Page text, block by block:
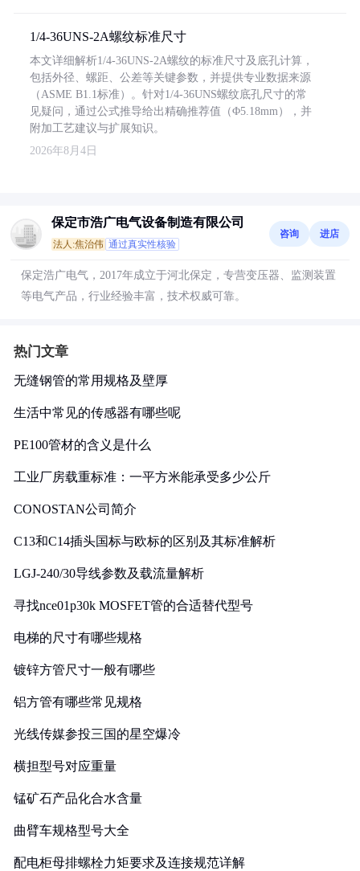
1/4-36UNS-2A螺纹标准尺寸
本文详细解析1/4-36UNS-2A螺纹的标准尺寸及底孔计算，
包括外径、螺距、公差等关键参数，并提供专业数据来源
（ASME B1.1标准）。针对1/4-36UNS螺纹底孔尺寸的常
见疑问，通过公式推导给出精确推荐值（Φ5.18mm），并
附加工艺建议与扩展知识。
2026年8月4日
保定市浩广电气设备制造有限公司
法人:焦治伟 通过真实性核验
咨询 进店
保定浩广电气，2017年成立于河北保定，专营变压器、监测装置
等电气产品，行业经验丰富，技术权威可靠。
热门文章
无缝钢管的常用规格及壁厚
生活中常见的传感器有哪些呢
PE100管材的含义是什么
工业厂房载重标准：一平方米能承受多少公斤
CONOSTAN公司简介
C13和C14插头国标与欧标的区别及其标准解析
LGJ-240/30导线参数及载流量解析
寻找nce01p30k MOSFET管的合适替代型号
电梯的尺寸有哪些规格
镀锌方管尺寸一般有哪些
铝方管有哪些常见规格
光线传媒参投三国的星空爆冷
横担型号对应重量
锰矿石产品化合水含量
曲臂车规格型号大全
配电柜母排螺栓力矩要求及连接规范详解